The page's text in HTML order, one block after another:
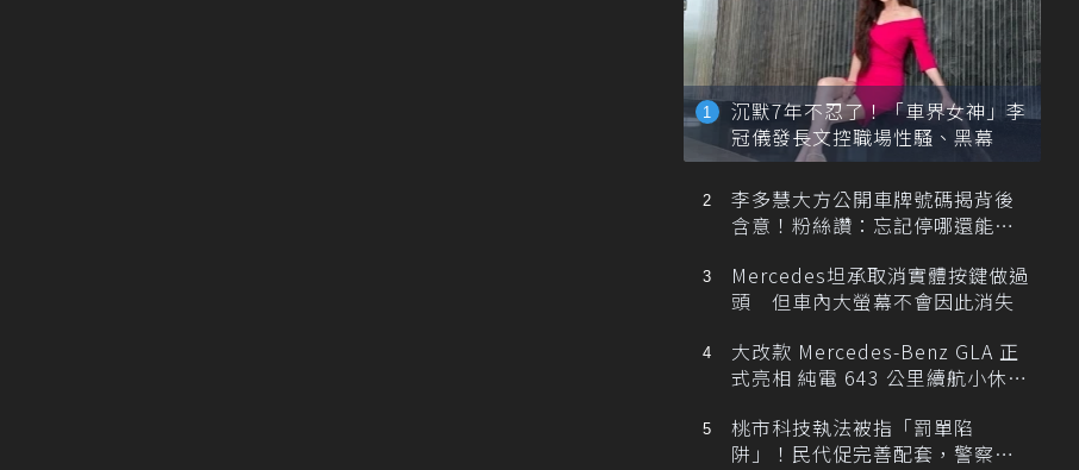
沉默7年不忍了！「車界女神」李
冠儀發長文控職場性騷、黑幕
李多慧大方公開車牌號碼揭背後
含意！粉絲讚：忘記停哪還能幫
Mercedes坦承取消實體按鍵做過
頭 但車內大螢幕不會因此消失
大改款 Mercedes-Benz GLA 正
式亮相 純電 643 公里續航小休
桃市科技執法被指「罰單陷
阱」！民代促完善配套，警察局